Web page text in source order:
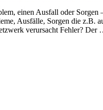
einen Ausfall oder
Ausfälle, Sorgen die z.B.
verursacht Fehler? Der